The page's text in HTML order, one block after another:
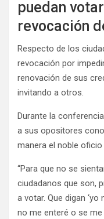
puedan
revocación
Respecto de los
revocación por
renovación de sus
invitando a otros.
Durante la
a sus opositores
manera el noble oficio
“Para que no se
ciudadanos que son,
a votar. Que digan
no me enteré o se